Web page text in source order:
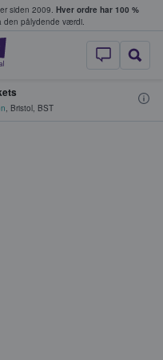
siden 2009. Hver ordre har 100 %
den pålydende værdi.
StubHub - Hvor
, Bristol, BST